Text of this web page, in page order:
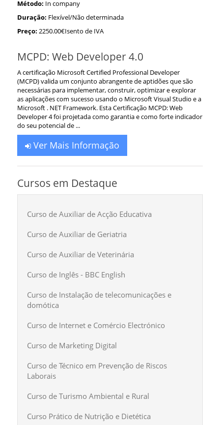
Método: In company
Duração: Flexível/Não determinada
Preço: 2250.00€Isento de IVA
MCPD: Web Developer 4.0
A certificação Microsoft Certified Professional Developer
(MCPD) valida um conjunto abrangente de aptidões que são
necessárias para implementar, construir, optimizar e explorar
as aplicações com sucesso usando o Microsoft Visual Studio e a
Microsoft . NET Framework. Esta Certificação MCPD: Web
Developer 4 foi projetada como garantia e como forte indicador
do seu potencial de ...
Ver Mais Informação
Cursos em Destaque
Curso de Auxiliar de Acção Educativa
Curso de Auxiliar de Geriatria
Curso de Auxiliar de Veterinária
Curso de Inglês - BBC English
Curso de Instalação de telecomunicações e
domótica
Curso de Internet e Comércio Electrónico
Curso de Marketing Digital
Curso de Técnico em Prevenção de Riscos
Laborais
Curso de Turismo Ambiental e Rural
Curso Prático de Nutrição e Dietética